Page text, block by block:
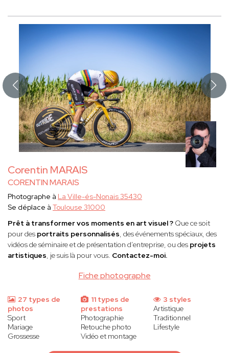
Corentin MARAIS
CORENTIN MARAIS
Fiche photographe
Photographe à La Ville-és-Nonais 35430
Se déplace à Toulouse 31000
Prêt à transformer vos moments en art visuel ? Que ce soit
pour des portraits personnalisés, des événements spéciaux, des
vidéos de séminaire et de présentation d’entreprise, ou des projets
artistiques, je suis là pour vous. Contactez-moi.
27 types de
photos
Sport
Mariage
Grossesse
11 types de
prestations
Photographie
Retouche photo
Vidéo et montage
3 styles
Artistique
Traditionnel
Lifestyle